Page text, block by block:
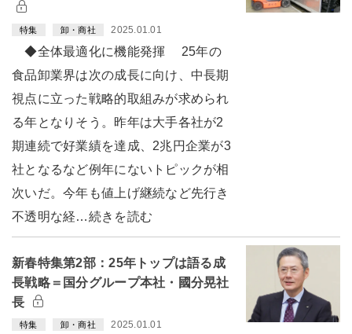
特集 卸・商社 2025.01.01
◆全体最適化に機能発揮 25年の
食品卸業界は次の成長に向け、中長期
視点に立った戦略的取組みが求められ
る年となりそう。昨年は大手各社が2
期連続で好業績を達成、2兆円企業が3
社となるなど例年にないトピックが相
次いだ。今年も値上げ継続など先行き
不透明な経…続きを読む
新春特集第2部：25年トップは語る成
長戦略＝国分グループ本社・國分晃社
長
特集 卸・商社 2025.01.01